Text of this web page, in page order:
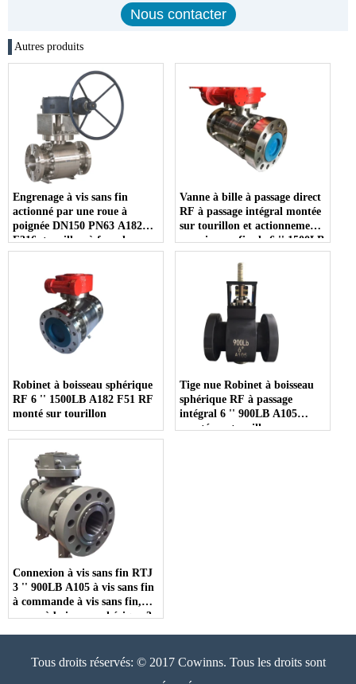
Autres produits
Engrenage à vis sans fin
actionné par une roue à
poignée DN150 PN63 A182
F316, tourillon à face dure
monté sur port complet,
tournant sphérique 3 pièces
Vanne à bille à passage direct
RF à passage intégral montée
sur tourillon et actionnement
par vis sans fin de 6 '' 1500LB
A182 F51
Robinet à boisseau sphérique
RF 6 '' 1500LB A182 F51 RF
monté sur tourillon
Tige nue Robinet à boisseau
sphérique RF à passage
intégral 6 '' 900LB A105
monté sur tourillon
Connexion à vis sans fin RTJ
3 '' 900LB A105 à vis sans fin
à commande à vis sans fin,
vanne à boisseau sphérique 3
Tous droits réservés: © 2017 Cowinns. Tous les droits sont